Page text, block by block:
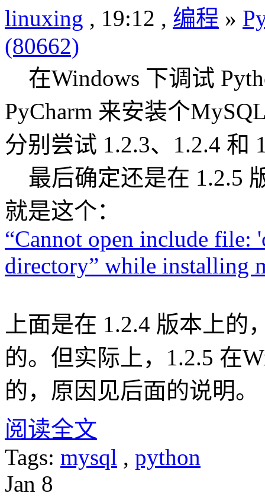
linuxing , 19:12 , 编程 »
(80662)
在Windows 下调试
PyCharm 来安装个
分别尝试 1.2.3、1.2.4 和
最后确定还是在 1.2.5
就是这个：
“Cannot open include
directory” while installing
上面是在 1.2.4 版本上
的。但实际上，1.2.5 在
的，原因见后面的说明。
阅读全文
Tags: mysql , python
Jan 8